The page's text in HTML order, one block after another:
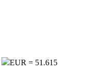
EUR = 51.615